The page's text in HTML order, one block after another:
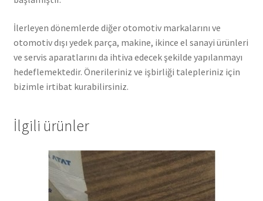
İlerleyen dönemlerde diğer otomotiv markalarını ve
otomotiv dışı yedek parça, makine, ikince el sanayi ürünleri
ve servis aparatlarını da ihtiva edecek şekilde yapılanmayı
hedeflemektedir. Önerileriniz ve işbirliği talepleriniz için
bizimle irtibat kurabilirsiniz.
İlgili ürünler